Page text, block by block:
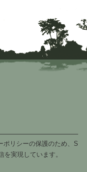
ポリシーの保護のため、S
実現しています。